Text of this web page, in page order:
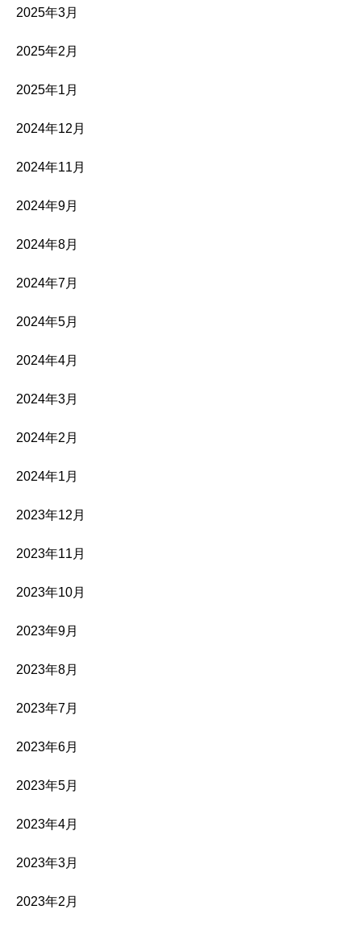
2025年3月
2025年2月
2025年1月
2024年12月
2024年11月
2024年9月
2024年8月
2024年7月
2024年5月
2024年4月
2024年3月
2024年2月
2024年1月
2023年12月
2023年11月
2023年10月
2023年9月
2023年8月
2023年7月
2023年6月
2023年5月
2023年4月
2023年3月
2023年2月